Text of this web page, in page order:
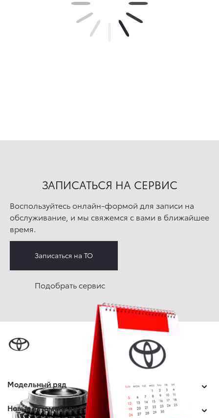
ЗАПИСАТЬСЯ НА СЕРВИС
Воспользуйтесь онлайн-формой для записи на
обслуживание, и мы свяжемся с вами в ближайшее
время.
Записаться на ТО
Подобрать сервис
Модельный ряд
Новые автомобили